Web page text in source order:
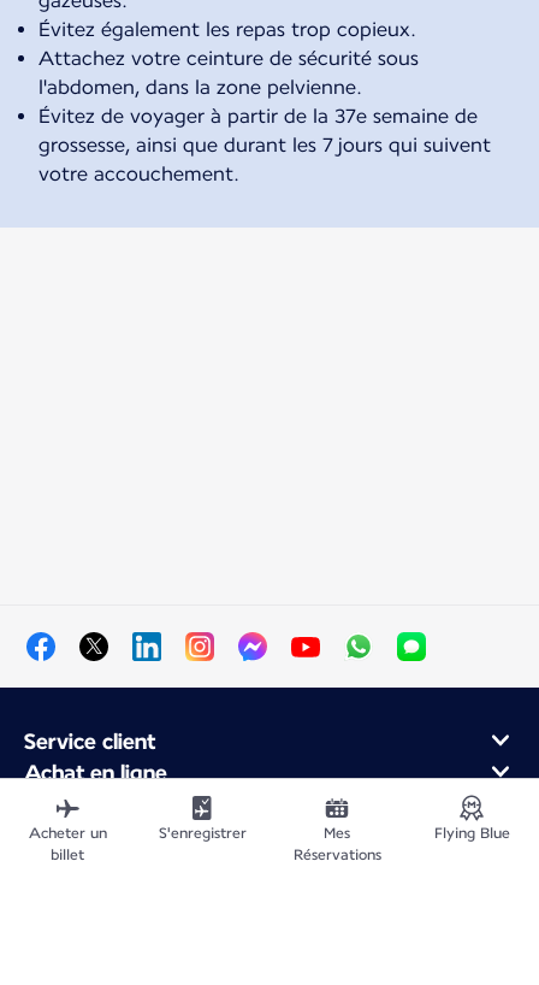
Évitez également les repas trop copieux.
Attachez votre ceinture de sécurité sous
l'abdomen, dans la zone pelvienne.
Évitez de voyager à partir de la 37e semaine de
grossesse, ainsi que durant les 7 jours qui suivent
votre accouchement.
Service client
Achat en ligne
Programme de fidélité et partenaires
À propos d'Air France
Application Mobile Air France
Acheter un
billet
S'enregistrer
Mes
Réservations
Flying Blue